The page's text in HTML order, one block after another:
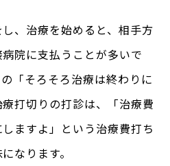
、治療を始めると、相手方
院に支払うことが多いで
「そろそろ治療は終わりに
打切りの打診は、「治療費
ますよ」という治療費打ち
なります。